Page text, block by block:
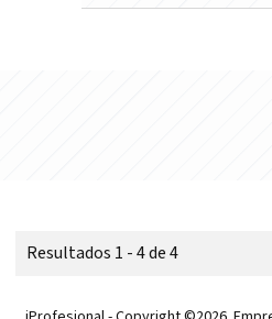
Resultados 1 - 4 de 4